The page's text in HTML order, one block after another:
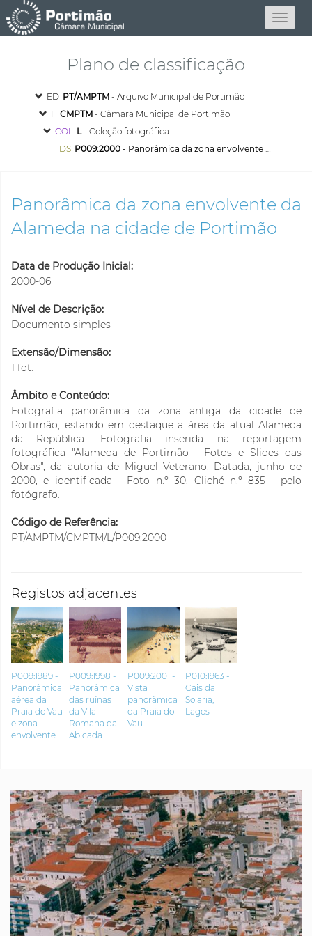
Plano de classificação
ED PT/AMPTM - Arquivo Municipal de Portimão
F CMPTM - Câmara Municipal de Portimão
COL L- Coleção fotográfica
DS P009:2000 - Panorâmica da zona envolvente da Alameda na cidade de Portimão
Panorâmica da zona envolvente da
Alameda na cidade de Portimão
Data de Produção Inicial:
2000-06
Nível de Descrição:
Documento simples
Extensão/Dimensão:
1 fot.
Âmbito e Conteúdo:
Fotografia panorâmica da zona antiga da cidade de
Portimão, estando em destaque a área da atual Alameda
da República. Fotografia inserida na reportagem
fotográfica "Alameda de Portimão - Fotos e Slides das
Obras", da autoria de Miguel Veterano. Datada, junho de
2000, e identificada - Foto n.º 30, Cliché n.º 835 - pelo
fotógrafo.
Código de Referência:
PT/AMPTM/CMPTM/L/P009:2000
Registos adjacentes
P009:1989 -
Panorâmica
aérea da
Praia do Vau
e zona
envolvente
P009:1998 -
Panorâmica
das ruínas
da Vila
Romana da
Abicada
P009:2001 -
Vista
panorâmica
da Praia do
Vau
P010:1963 -
Cais da
Solaria,
Lagos